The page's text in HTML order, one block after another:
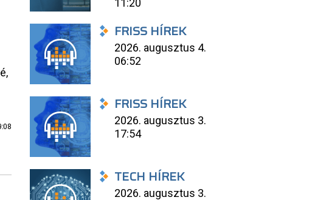
11:20
FRISS HÍREK
2026. augusztus 4.
06:52
FRISS HÍREK
2026. augusztus 3.
17:54
TECH HÍREK
2026. augusztus 3.